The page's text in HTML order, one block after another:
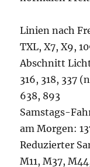
Linien nach
TXL, X7, X9,
Abschnitt
316, 318, 337
638, 893
Samstags-
am Morgen:
Reduzierter
M11, M37,